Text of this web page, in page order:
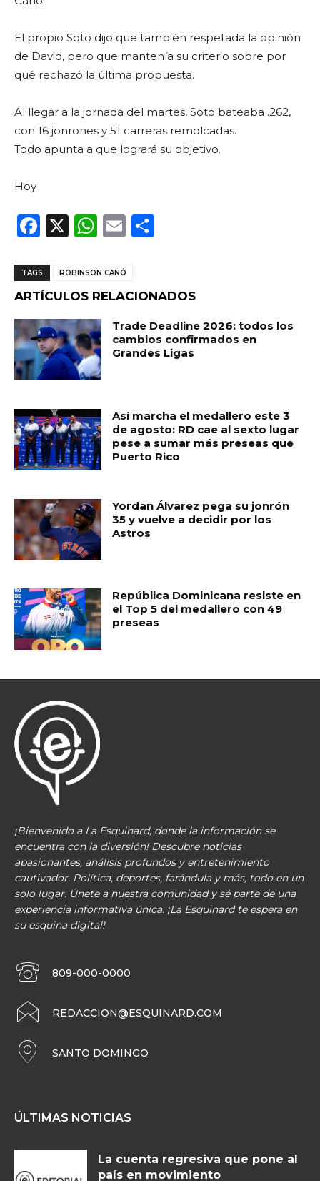
El propio Soto dijo que también respetada la opinión
de David, pero que mantenía su criterio sobre por
qué rechazó la última propuesta.
Al llegar a la jornada del martes, Soto bateaba .262,
con 16 jonrones y 51 carreras remolcadas.
Todo apunta a que logrará su objetivo.
Hoy
F
c
e
b
o
o
k
X
W
a
ts
A
p
p
E
l
p
ar
ti
r
TAGS ROBINSON CANÓ
ARTÍCULOS RELACIONADOS
Trade Deadline 2026: todos los
cambios confirmados en
Grandes Ligas
Así marcha el medallero este 3
de agosto: RD cae al sexto lugar
pese a sumar más preseas que
Puerto Rico
Yordan Álvarez pega su jonrón
35 y vuelve a decidir por los
Astros
República Dominicana resiste en
el Top 5 del medallero con 49
preseas
¡Bienvenido a La Esquinard, donde la información se
encuentra con la diversión! Descubre noticias
apasionantes, análisis profundos y entretenimiento
cautivador. Política, deportes, farándula y más, todo en un
solo lugar. Únete a nuestra comunidad y sé parte de una
experiencia informativa única. ¡La Esquinard te espera en
su esquina digital!
809-000-0000
REDACCION@ESQUINARD.COM
SANTO DOMINGO
ÚLTIMAS NOTICIAS
La cuenta regresiva que pone al
país en movimiento